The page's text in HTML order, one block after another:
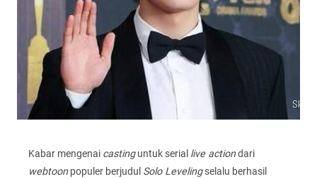
Kabar mengenai castinguntuk serial live actiondari
webtoonpopuler berjudul Solo Levelingselalu berhasil